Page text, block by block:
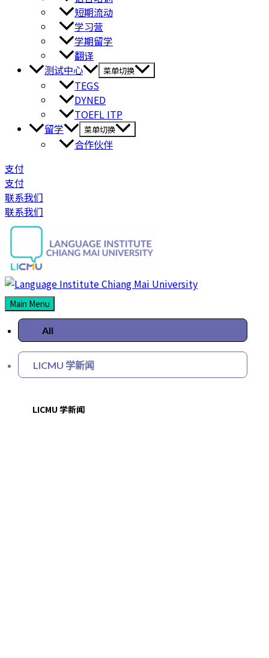
短期流动
学习营
学期留学
翻译
测试中心
菜单切换
TEGS
DYNED
TOEFL ITP
留学
菜单切换
合作伙伴
支付
支付
联系我们
联系我们
Main Menu
All
LICMU 学新闻
LICMU 学新闻